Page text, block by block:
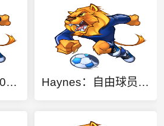
30岁前季后赛砍3000+分500+板500+助球员：乔丹 LBJ 科比 KD 獭兔 Haynes：自由球员后卫小特雷尔·布朗已与爵士达成签约协议